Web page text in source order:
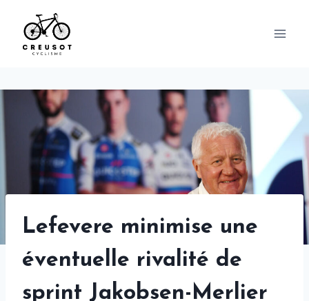
content
Lefevere minimise une
éventuelle rivalité de
sprint Jakobsen-Merlier